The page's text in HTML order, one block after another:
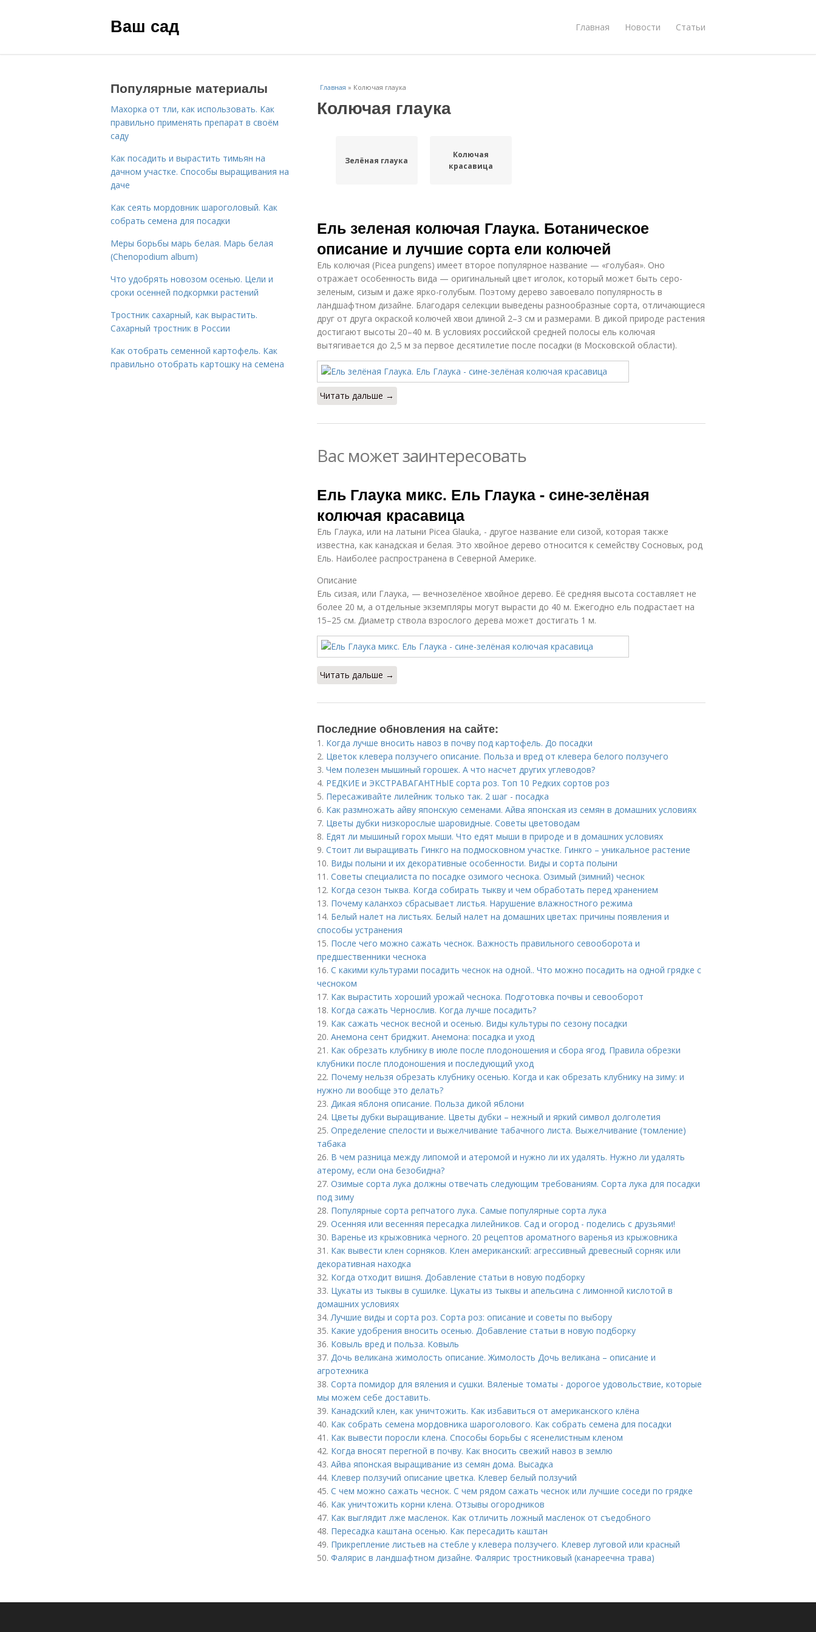
Ваш сад Главная Новости Статьи
Главная » Колючая глаука
Колючая глаука
Зелёная глаука
Колючая
красавица
Ель зеленая колючая Глаука. Ботаническое
описание и лучшие сорта ели колючей
Ель колючая (Picea pungens) имеет второе популярное название — «голубая». Оно
отражает особенность вида — оригинальный цвет иголок, который может быть серо-
зеленым, сизым и даже ярко-голубым. Поэтому дерево завоевало популярность в
ландшафтном дизайне. Благодаря селекции выведены разнообразные сорта, отличающиеся
друг от друга окраской колючей хвои длиной 2–3 см и размерами. В дикой природе растения
достигают высоты 20–40 м. В условиях российской средней полосы ель колючая
вытягивается до 2,5 м за первое десятилетие после посадки (в Московской области).
Читать дальше →
Вас может заинтересовать
Ель Глаука микс. Ель Глаука - сине-зелёная
колючая красавица
Ель Глаука, или на латыни Picea Glauka, - другое название ели сизой, которая также
известна, как канадская и белая. Это хвойное дерево относится к семейству Сосновых, род
Ель. Наиболее распространена в Северной Америке.
Описание
Ель сизая, или Глаука, — вечнозелёное хвойное дерево. Её средняя высота составляет не
более 20 м, а отдельные экземпляры могут вырасти до 40 м. Ежегодно ель подрастает на
15–25 см. Диаметр ствола взрослого дерева может достигать 1 м.
Читать дальше →
Последние обновления на сайте:
1. Когда лучше вносить навоз в почву под картофель. До посадки
2. Цветок клевера ползучего описание. Польза и вред от клевера белого ползучего
3. Чем полезен мышиный горошек. А что насчет других углеводов?
4. РЕДКИЕ и ЭКСТРАВАГАНТНЫЕ сорта роз. Топ 10 Редких сортов роз
5. Пересаживайте лилейник только так. 2 шаг - посадка
6. Как размножать айву японскую семенами. Айва японская из семян в домашних условиях
7. Цветы дубки низкорослые шаровидные. Советы цветоводам
8. Едят ли мышиный горох мыши. Что едят мыши в природе и в домашних условиях
9. Стоит ли выращивать Гинкго на подмосковном участке. Гинкго – уникальное растение
10. Виды полыни и их декоративные особенности. Виды и сорта полыни
11. Советы специалиста по посадке озимого чеснока. Озимый (зимний) чеснок
12. Когда сезон тыква. Когда собирать тыкву и чем обработать перед хранением
13. Почему каланхоэ сбрасывает листья. Нарушение влажностного режима
14. Белый налет на листьях. Белый налет на домашних цветах: причины появления и
способы устранения
15. После чего можно сажать чеснок. Важность правильного севооборота и
предшественники чеснока
16. С какими культурами посадить чеснок на одной.. Что можно посадить на одной грядке с
чесноком
17. Как вырастить хороший урожай чеснока. Подготовка почвы и севооборот
18. Когда сажать Чернослив. Когда лучше посадить?
19. Как сажать чеснок весной и осенью. Виды культуры по сезону посадки
20. Анемона сент бриджит. Анемона: посадка и уход
21. Как обрезать клубнику в июле после плодоношения и сбора ягод. Правила обрезки
клубники после плодоношения и последующий уход
22. Почему нельзя обрезать клубнику осенью. Когда и как обрезать клубнику на зиму: и
нужно ли вообще это делать?
23. Дикая яблоня описание. Польза дикой яблони
24. Цветы дубки выращивание. Цветы дубки – нежный и яркий символ долголетия
25. Определение спелости и выжелчивание табачного листа. Выжелчивание (томление)
табака
26. В чем разница между липомой и атеромой и нужно ли их удалять. Нужно ли удалять
атерому, если она безобидна?
27. Озимые сорта лука должны отвечать следующим требованиям. Сорта лука для посадки
под зиму
28. Популярные сорта репчатого лука. Самые популярные сорта лука
29. Осенняя или весенняя пересадка лилейников. Сад и огород - поделись с друзьями!
30. Варенье из крыжовника черного. 20 рецептов ароматного варенья из крыжовника
31. Как вывести клен сорняков. Клен американский: агрессивный древесный сорняк или
декоративная находка
32. Когда отходит вишня. Добавление статьи в новую подборку
33. Цукаты из тыквы в сушилке. Цукаты из тыквы и апельсина с лимонной кислотой в
домашних условиях
34.Лучшие виды и сорта роз. Сорта роз: описание и советы по выбору
35. Какие удобрения вносить осенью. Добавление статьи в новую подборку
36. Ковыль вред и польза. Ковыль
37. Дочь великана жимолость описание. Жимолость Дочь великана – описание и
агротехника
38. Сорта помидор для вяления и сушки. Вяленые томаты - дорогое удовольствие, которые
мы можем себе доставить.
39. Канадский клен, как уничтожить. Как избавиться от американского клёна
40. Как собрать семена мордовника шароголового. Как собрать семена для посадки
41. Как вывести поросли клена. Способы борьбы с ясенелистным кленом
42. Когда вносят перегной в почву. Как вносить свежий навоз в землю
43. Айва японская выращивание из семян дома. Высадка
44. Клевер ползучий описание цветка. Клевер белый ползучий
45. С чем можно сажать чеснок. С чем рядом сажать чеснок или лучшие соседи по грядке
46. Как уничтожить корни клена. Отзывы огородников
47. Как выглядит лже масленок. Как отличить ложный масленок от съедобного
48. Пересадка каштана осенью. Как пересадить каштан
49. Прикрепление листьев на стебле у клевера ползучего. Клевер луговой или красный
50. Фалярис в ландшафтном дизайне. Фалярис тростниковый (канареечна трава)
Популярные материалы
Махорка от тли, как использовать. Как
правильно применять препарат в своём
саду
Как посадить и вырастить тимьян на
дачном участке. Способы выращивания на
даче
Как сеять мордовник шароголовый. Как
собрать семена для посадки
Меры борьбы марь белая. Марь белая
(Chenopodium album)
Что удобрять новозом осенью. Цели и
сроки осенней подкормки растений
Тростник сахарный, как вырастить.
Сахарный тростник в России
Как отобрать семенной картофель. Как
правильно отобрать картошку на семена